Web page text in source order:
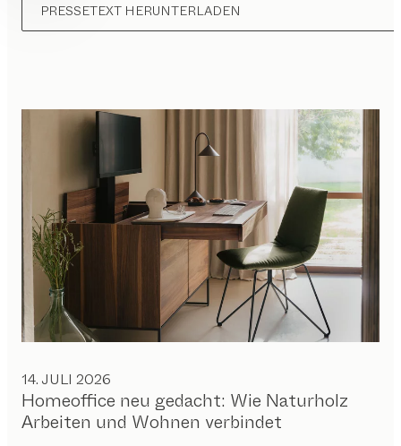
PRESSETEXT HERUNTERLADEN
14. JULI 2026
Homeoffice neu gedacht: Wie Naturholz
Arbeiten und Wohnen verbindet